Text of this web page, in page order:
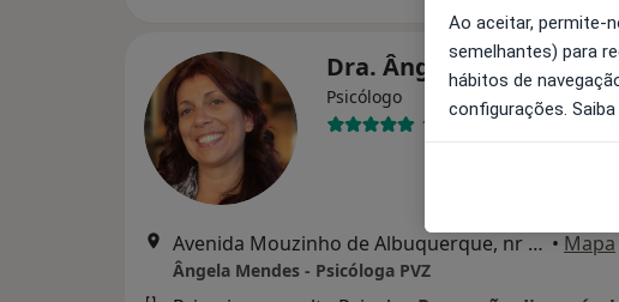
Dra. Ângela Mendes
Psicólogo
14 opiniões
Avenida Mouzinho de Albuquerque, nr 48, 1 andar, Póvoa de Varzim • Mapa
Ângela Mendes - Psicóloga PVZ
Ao aceitar, permite-
semelhantes) para
hábitos de
configurações.